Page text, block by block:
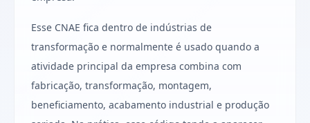
Esse CNAE fica dentro de indústrias de
transformação e normalmente é usado quando a
atividade principal da empresa combina com
fabricação, transformação, montagem,
beneficiamento, acabamento industrial e produção